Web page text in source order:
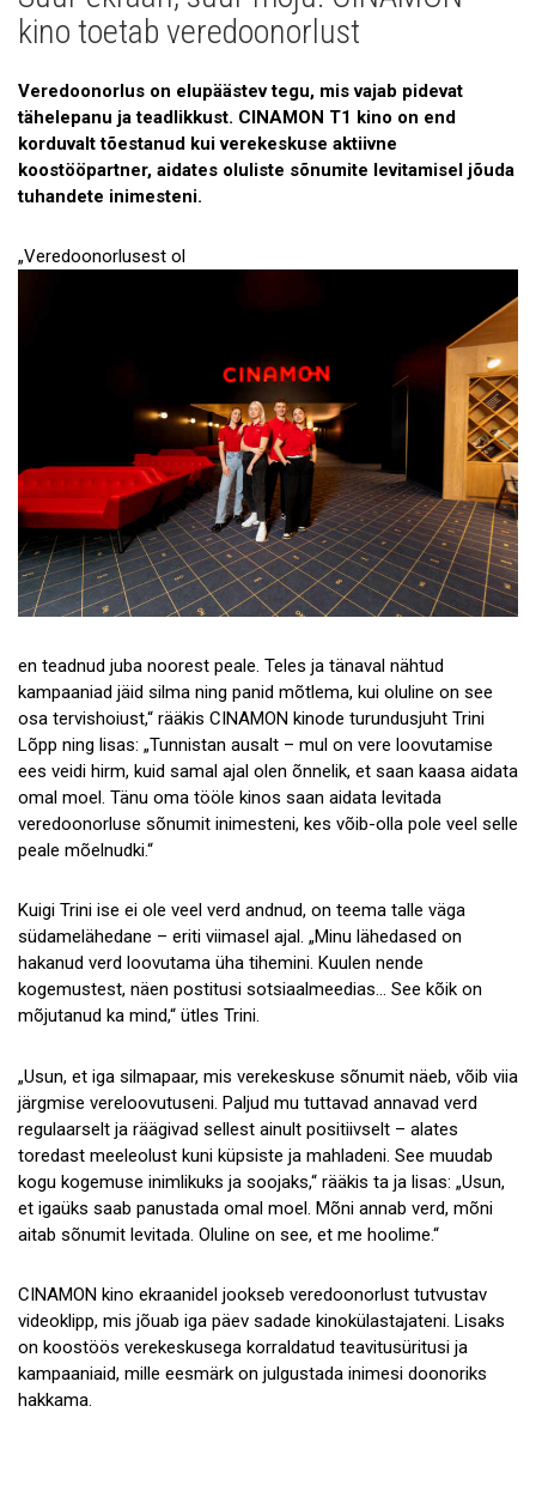
Doonorite ja sõprade lood
kino toetab veredoonorlust
Veredoonorlus on elupäästev tegu, mis vajab pidevat
tähelepanu ja teadlikkust. CINAMON T1 kino on end
korduvalt tõestanud kui verekeskuse aktiivne
koostööpartner, aidates oluliste sõnumite levitamisel jõuda
tuhandete inimesteni.
„Veredoonorlusest ol
en teadnud juba noorest peale. Teles ja tänaval nähtud
kampaaniad jäid silma ning panid mõtlema, kui oluline on see
osa tervishoiust,“ rääkis CINAMON kinode turundusjuht Trini
Lõpp ning lisas: „Tunnistan ausalt – mul on vere loovutamise
ees veidi hirm, kuid samal ajal olen õnnelik, et saan kaasa aidata
omal moel. Tänu oma tööle kinos saan aidata levitada
veredoonorluse sõnumit inimesteni, kes võib-olla pole veel selle
peale mõelnudki.“
Kuigi Trini ise ei ole veel verd andnud, on teema talle väga
südamelähedane – eriti viimasel ajal. „Minu lähedased on
hakanud verd loovutama üha tihemini. Kuulen nende
kogemustest, näen postitusi sotsiaalmeedias… See kõik on
mõjutanud ka mind,“ ütles Trini.
„Usun, et iga silmapaar, mis verekeskuse sõnumit näeb, võib viia
järgmise vereloovutuseni. Paljud mu tuttavad annavad verd
regulaarselt ja räägivad sellest ainult positiivselt – alates
toredast meeleolust kuni küpsiste ja mahladeni. See muudab
kogu kogemuse inimlikuks ja soojaks,“ rääkis ta ja lisas: „Usun,
et igaüks saab panustada omal moel. Mõni annab verd, mõni
aitab sõnumit levitada. Oluline on see, et me hoolime.“
CINAMON kino ekraanidel jookseb veredoonorlust tutvustav
videoklipp, mis jõuab iga päev sadade kinokülastajateni. Lisaks
on koostöös verekeskusega korraldatud teavitusüritusi ja
kampaaniaid, mille eesmärk on julgustada inimesi doonoriks
hakkama.